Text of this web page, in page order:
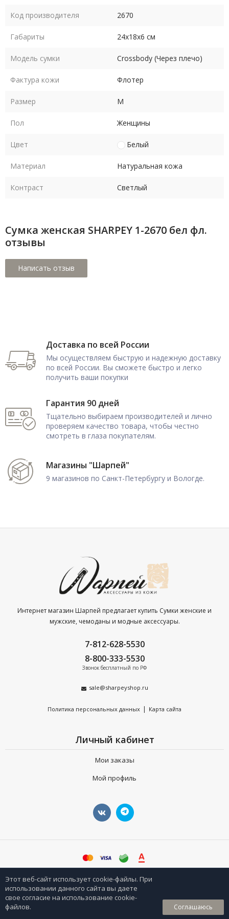
Код производителя 2670
Габариты 24х18х6 см
Модель сумки Crossbody (Через плечо)
Фактура кожи Флотер
Размер M
Пол Женщины
Цвет Белый
Материал Натуральная кожа
Контраст Светлый
Сумка женская SHARPEY 1-2670 бел фл.
отзывы
Доставка по всей России
Мы осуществляем быструю и надежную доставку
по всей России. Вы сможете быстро и легко
получить ваши покупки
Гарантия 90 дней
Тщательно выбираем производителей и лично
проверяем качество товара, чтобы честно
смотреть в глаза покупателям.
Магазины "Шарпей"
9 магазинов по Санкт-Петербургу и Вологде.
Интернет магазин Шарпей предлагает купить Сумки женские и
мужские, чемоданы и модные аксессуары.
7-812-628-5530
8-800-333-5530
Звонок бесплатный по РФ
sale@sharpeyshop.ru
Политика персональных данных | Карта сайта
Личный кабинет
Мои заказы
Мой профиль
©sharpeyshop.ru
0
Этот веб-сайт использует cookie-файлы. При
использовании данного сайта вы даете
свое согласие на использование cookie-
файлов.
Соглашаюсь